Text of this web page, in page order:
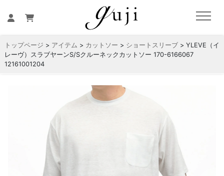
トップページ > アイテム > カットソー > ショートスリーブ> YLEVE（イ
レーヴ）スラブヤーンS/Sクルーネックカットソー 170-6166067
12161001204